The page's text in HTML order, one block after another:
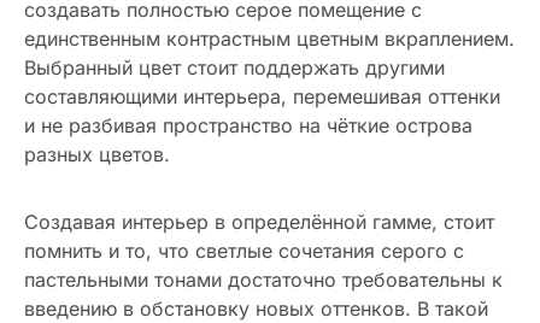
создавать полностью серое помещение с
единственным контрастным цветным вкраплением.
Выбранный цвет стоит поддержать другими
составляющими интерьера, перемешивая оттенки
и не разбивая пространство на чёткие острова
разных цветов.
Создавая интерьер в определённой гамме, стоит
помнить и то, что светлые сочетания серого с
пастельными тонами достаточно требовательны к
введению в обстановку новых оттенков. В такой